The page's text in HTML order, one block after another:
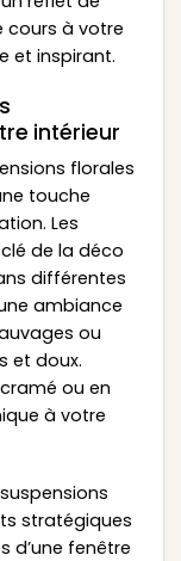
cours à votre
et inspirant.
intérieur
florales
touche
Les
de la déco
différentes
ambiance
ou
et doux.
ou en
à votre
stratégiques
d’une fenêtre